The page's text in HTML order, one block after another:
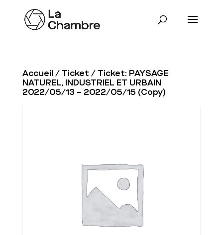
Accueil / Ticket / Ticket: PAYSAGE
NATUREL, INDUSTRIEL ET URBAIN
2022/05/13 – 2022/05/15 (Copy)